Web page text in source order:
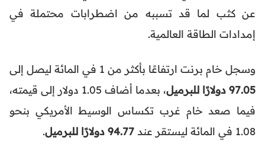
عن كثب لما قد تسببه من اضطرابات محتملة في
إمدادات الطاقة العالمية.
وسجل خام برنت ارتفاعًا بأكثر من 1 في المائة ليصل إلى
97.05 دولارًا للبرميل
، بعدما أضاف 1.05 دولار إلى قيمته،
فيما صعد خام غرب تكساس الوسيط الأمريكي بنحو
1.08 في المائة ليستقر عند
94.77 دولارًا للبرميل .